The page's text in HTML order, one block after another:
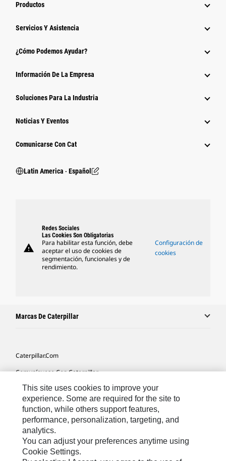
Productos
Servicios Y Asistencia
¿Cómo Podemos Ayudar?
Información De La Empresa
Soluciones Para La Industria
Noticias Y Eventos
Comunicarse Con Cat
Latin America ‧ Español
warning
Redes Sociales
Las Cookies Son Obligatorias
Para habilitar esta función, debe
aceptar el uso de cookies de
segmentación, funcionales y de
rendimiento.
Configuración de
cookies
Marcas De Caterpillar
Caterpillar.com
Comuníquese Con Caterpillar
Mis Preferencias De Marketing
Mapa Del Sitio
Cookie Settings
Avisos Legales
Privacidad
This site uses cookies to improve your
experience. Some are required for the site to
function, while others support features,
performance, personalization, targeting, and
analytics.
You can adjust your preferences anytime using
Cookie Settings.